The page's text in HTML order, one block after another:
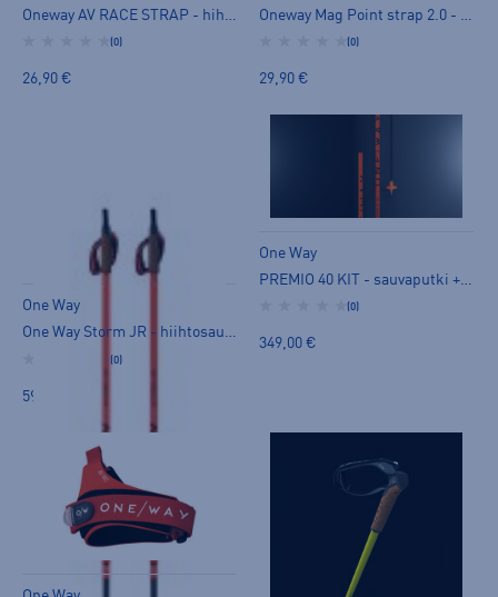
Oneway AV RACE STRAP - hihnat
(0)
26,90 €
Oneway Mag Point strap 2.0 - hihna - hihnat
(0)
29,90 €
One Way
One Way Storm JR - hiihtosauvat
(0)
59,90 €
One Way
(0)
349,00 €